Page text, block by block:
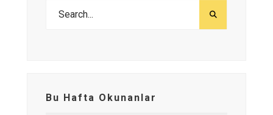
Bu Hafta Okunanlar